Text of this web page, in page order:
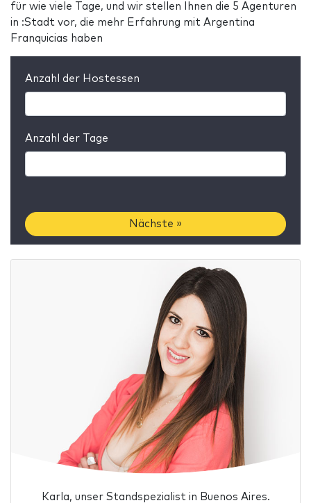
für wie viele Tage, und wir stellen Ihnen die 5 Agenturen
in :Stadt vor, die mehr Erfahrung mit Argentina
Franquicias haben
Anzahl der Hostessen
Anzahl der Tage
Nächste »
Karla, unser Standspezialist in Buenos Aires.